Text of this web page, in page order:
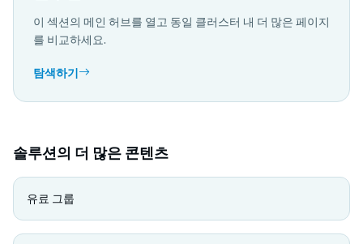
이 섹션의 메인 허브를 열고 동일 클러스터 내 더 많은 페이지
를 비교하세요.
탐색하기
솔루션의 더 많은 콘텐츠
유료 그룹